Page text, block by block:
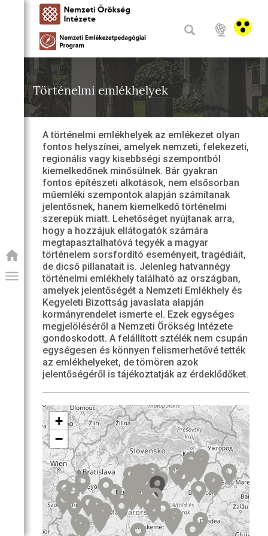
PROGRAM
Történelmi emlékhelyek
A történelmi emlékhelyek az emlékezet olyan
fontos helyszínei, amelyek nemzeti, felekezeti,
regionális vagy kisebbségi szempontból
kiemelkedőnek minősülnek. Bár gyakran
fontos építészeti alkotások, nem elsősorban
műemléki szempontok alapján számítanak
jelentősnek, hanem kiemelkedő történelmi
szerepük miatt. Lehetőséget nyújtanak arra,
hogy a hozzájuk ellátogatók számára
megtapasztalhatóvá tegyék a magyar
történelem sorsfordító eseményeit, tragédiáit,
de dicső pillanatait is. Jelenleg hatvannégy
történelmi emlékhely található az országban,
amelyek jelentőségét a Nemzeti Emlékhely és
Kegyeleti Bizottság javaslata alapján
kormányrendelet ismerte el. Ezek egységes
megjelöléséről a Nemzeti Örökség Intézete
gondoskodott. A felállított sztélék nem csupán
egységesen és könnyen felismerhetővé tették
az emlékhelyeket, de tömören azok
jelentőségéről is tájékoztatják az érdeklődőket.
+
−